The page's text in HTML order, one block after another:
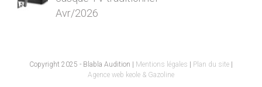
Avr/2026
Copyright 2025 - Blabla Audition | Mentions légales Plan du site
Agence web keole & Gazoline